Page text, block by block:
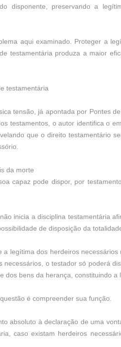
disponente, preservando a
aqui examinado. Proteger a
testamentária produza a maior
testamentária
tensão, já apontada por Pontes
testamentos, o autor identifica o
que o direito testamentário
da morte
capaz pode dispor, por
inicia a disciplina testamentária
de disposição da
a legítima dos herdeiros
o testador só poderá
dos bens da herança, constituindo a
é compreender sua função.
absoluto à declaração de uma
caso existam herdeiros